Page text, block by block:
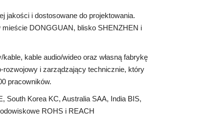
jakości i dostosowane do projektowania.
mieście DONGGUAN, blisko SHENZHEN i
kable audio/wideo oraz własną fabrykę
rozwojowy i zarządzający technicznie, który
pracowników.
South Korea KC, Australia SAA, India BIS,
ROHS i REACH